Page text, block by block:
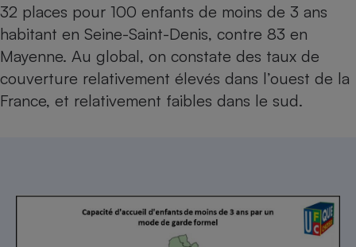
32 places pour 100 enfants de moins de 3 ans
habitant en Seine-Saint-Denis, contre 83 en
Mayenne. Au global, on constate des taux de
couverture relativement élevés dans l’ouest de la
France, et relativement faibles dans le sud.